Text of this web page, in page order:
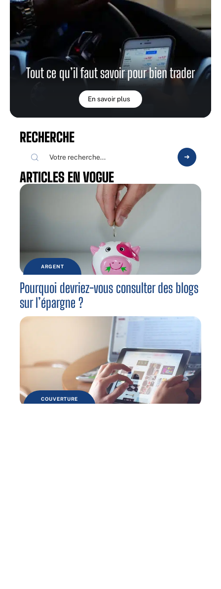
Tout ce qu’il faut savoir pour bien trader
En savoir plus
RECHERCHE
ARTICLES EN VOGUE
ARGENT
Pourquoi devriez-vous consulter des blogs
sur l’épargne ?
COUVERTURE